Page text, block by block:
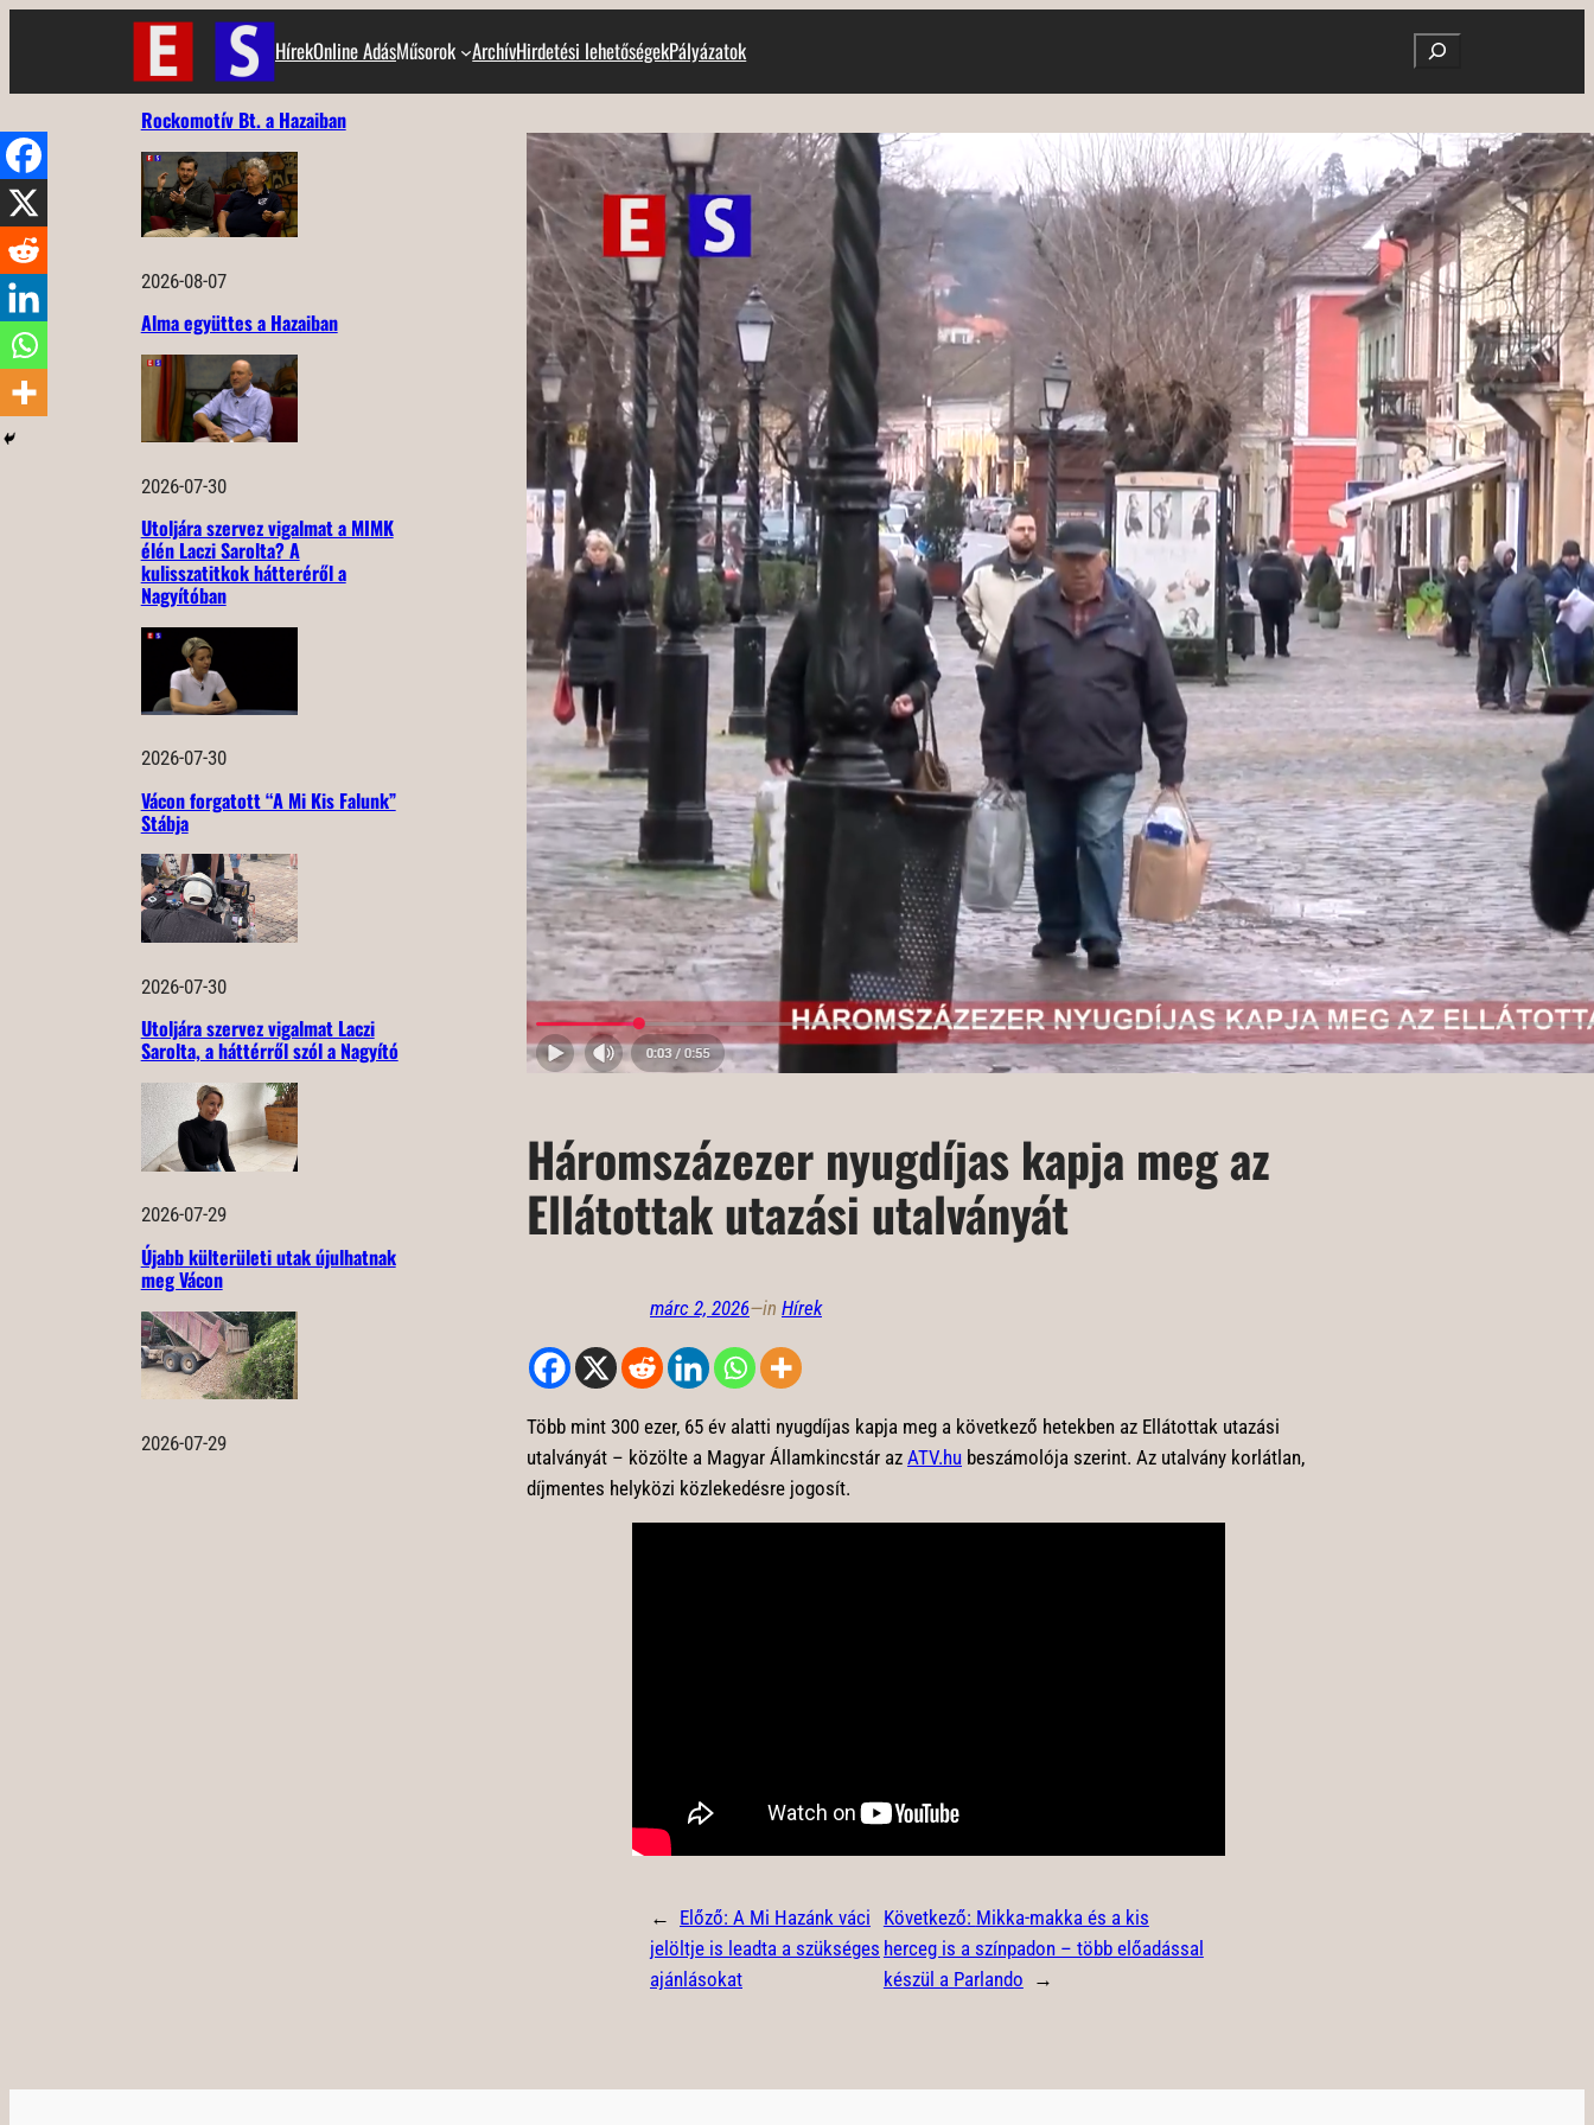
HírekOnline AdásMűsorok ArchívHirdetési lehetőségekPályázatok Search
Rockomotív Bt. a Hazaiban
2026-08-07
Alma együttes a Hazaiban
2026-07-30
Utoljára szervez vigalmat a MIMK
élén Laczi Sarolta? A
kulisszatitkok hátteréről a
Nagyítóban
2026-07-30
Vácon forgatott “A Mi Kis Falunk”
Stábja
2026-07-30
Utoljára szervez vigalmat Laczi
Sarolta, a háttérről szól a Nagyító
2026-07-29
Újabb külterületi utak újulhatnak
meg Vácon
2026-07-29
Háromszázezer nyugdíjas kapja meg az
Ellátottak utazási utalványát
márc 2, 2026—in Hírek
Több mint 300 ezer, 65 év alatti nyugdíjas kapja meg a következő hetekben az Ellátottak utazási
utalványát – közölte a Magyar Államkincstár az ATV.hu beszámolója szerint. Az utalvány korlátlan,
díjmentes helyközi közlekedésre jogosít.
← Előző: A Mi Hazánk váci
jelöltje is leadta a szükséges
ajánlásokat
Következő: Mikka-makka és a kis
herceg is a színpadon – több előadással
készül a Parlando →